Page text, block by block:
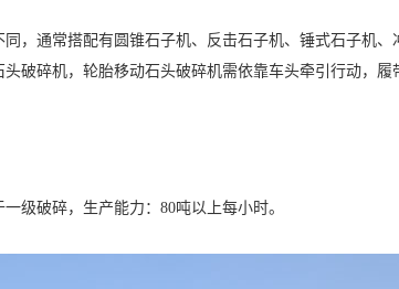
，通常搭配有圆锥石子机、反击石子机、锤式石子机、
破碎机，轮胎移动石头破碎机需依靠车头牵引行动，履
级破碎，生产能力：80吨以上每小时。